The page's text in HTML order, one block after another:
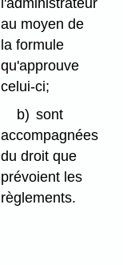
au moyen de
la formule
qu'approuve
celui-ci;
b) sont
accompagnées
du droit que
prévoient les
règlements.